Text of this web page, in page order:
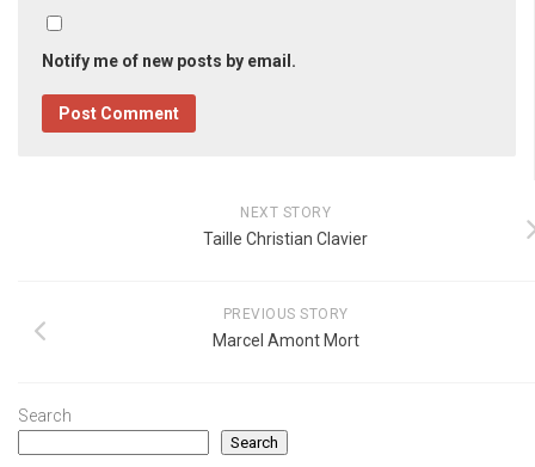
Notify me of new posts by email.
NEXT STORY
Taille Christian Clavier
PREVIOUS STORY
Marcel Amont Mort
Search
Search